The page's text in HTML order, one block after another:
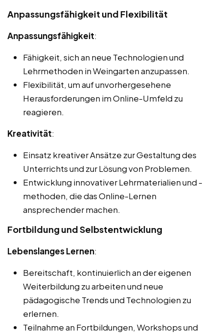
Anpassungsfähigkeit und Flexibilität
Anpassungsfähigkeit:
Fähigkeit, sich an neue Technologien und
Lehrmethoden in Weingarten anzupassen.
Flexibilität, um auf unvorhergesehene
Herausforderungen im Online-Umfeld zu
reagieren.
Kreativität:
Einsatz kreativer Ansätze zur Gestaltung des
Unterrichts und zur Lösung von Problemen.
Entwicklung innovativer Lehrmaterialien und -
methoden, die das Online-Lernen
ansprechender machen.
Fortbildung und Selbstentwicklung
Lebenslanges Lernen:
Bereitschaft, kontinuierlich an der eigenen
Weiterbildung zu arbeiten und neue
pädagogische Trends und Technologien zu
erlernen.
Teilnahme an Fortbildungen, Workshops und